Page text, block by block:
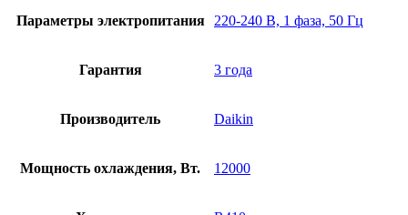
Параметры электропитания 220-240 В, 1 фаза, 50 Гц
Гарантия 3 года
Производитель Daikin
Мощность охлаждения, Вт. 12000